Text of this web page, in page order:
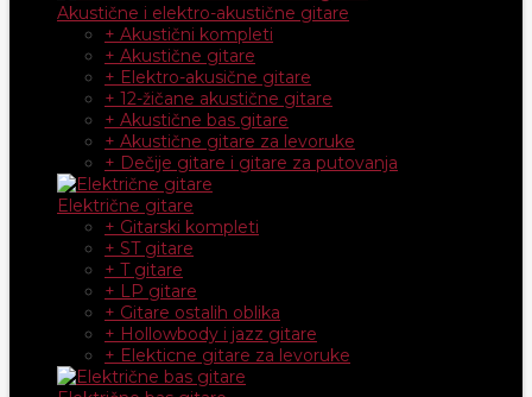
Akustične i elektro-akustične gitare
+ Akustični kompleti
+ Akustične gitare
+ Elektro-akusične gitare
+ 12-žičane akustične gitare
+ Akustične bas gitare
+ Akustične gitare za levoruke
+ Dečije gitare i gitare za putovanja
Električne gitare
+ Gitarski kompleti
+ ST gitare
+ T gitare
+ LP gitare
+ Gitare ostalih oblika
+ Hollowbody i jazz gitare
+ Elekticne gitare za levoruke